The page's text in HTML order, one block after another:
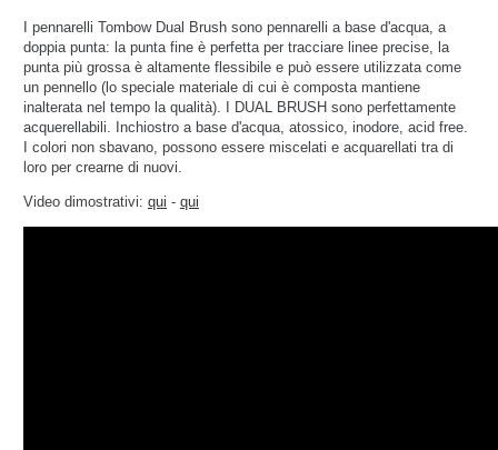
I pennarelli Tombow Dual Brush sono pennarelli a base d'acqua, a
doppia punta: la punta fine è perfetta per tracciare linee precise, la
punta più grossa è altamente flessibile e può essere utilizzata come
un pennello (lo speciale materiale di cui è composta mantiene
inalterata nel tempo la qualità). I DUAL BRUSH sono perfettamente
acquerellabili.
Inchiostro a base d'acqua, atossico, inodore, acid free.
I colori non sbavano, possono essere miscelati e acquarellati tra di
loro per crearne di nuovi.
Video dimostrativi: qui - qui